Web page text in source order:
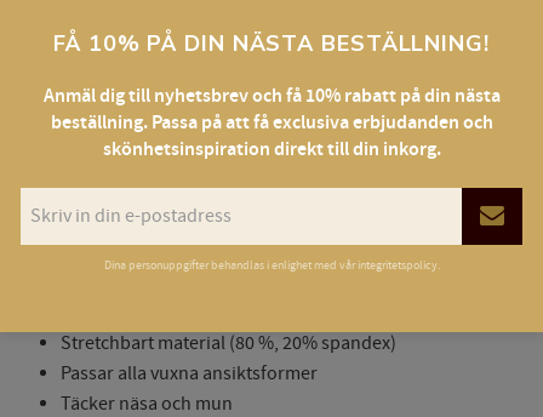
Visa alla produkter från Yumi Beauty, France
Ge ett omdöme!
Tvättbart och återanvändningsbart
Stretchbart material (80 %, 20% spandex)
Passar alla vuxna ansiktsformer
Täcker näsa och mun
FÅ 10% PÅ DIN NÄSTA BESTÄLLNING!
Anmäl dig till nyhetsbrev och få 10% rabatt på din nästa
beställning. Passa på att få exclusiva erbjudanden och
skönhetsinspiration direkt till din inkorg.
Dina personuppgifter behandlas i enlighet med vårintegritetspolicy.